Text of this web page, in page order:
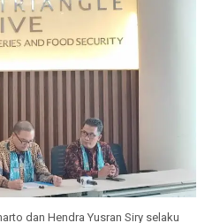
dan Hendra Yusran Siry selaku